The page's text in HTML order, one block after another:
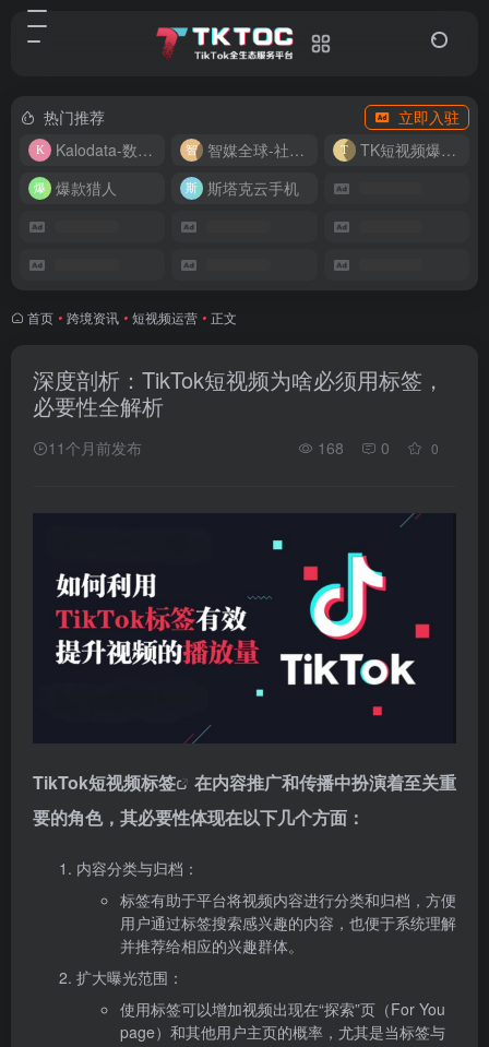
热门推荐
立即入驻
Kalodata-数据分析平台
智媒全球-社媒管理平台
TK短视频爆款复刻
爆款猎人
斯塔克云手机
首页 • 跨境资讯 • 短视频运营 • 正文
深度剖析：TikTok短视频为啥必须用标签，
必要性全解析
11个月前发布 168 0 0
TikTok短视频标签
在内容推广和传播中扮演着至关重
要的角色，其必要性体现在以下几个方面：
内容分类与归档：
标签有助于平台将视频内容进行分类和归档，方便
用户通过标签搜索感兴趣的内容，也便于系统理解
并推荐给相应的兴趣群体。
扩大曝光范围：
使用标签可以增加视频出现在“探索”页（For You
page）和其他用户主页的概率，尤其是当标签与